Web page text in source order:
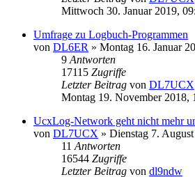
Mittwoch 30. Januar 2019,
Umfrage zu Logbuch-Programmen
von DL6ER » Montag 16. Januar
9 Antworten
17115 Zugriffe
Letzter Beitrag von DL7UCX
Montag 19. November 2018,
UcxLog-Network geht nicht mehr
von DL7UCX » Dienstag 7.
11 Antworten
16544 Zugriffe
Letzter Beitrag von dl9ndw